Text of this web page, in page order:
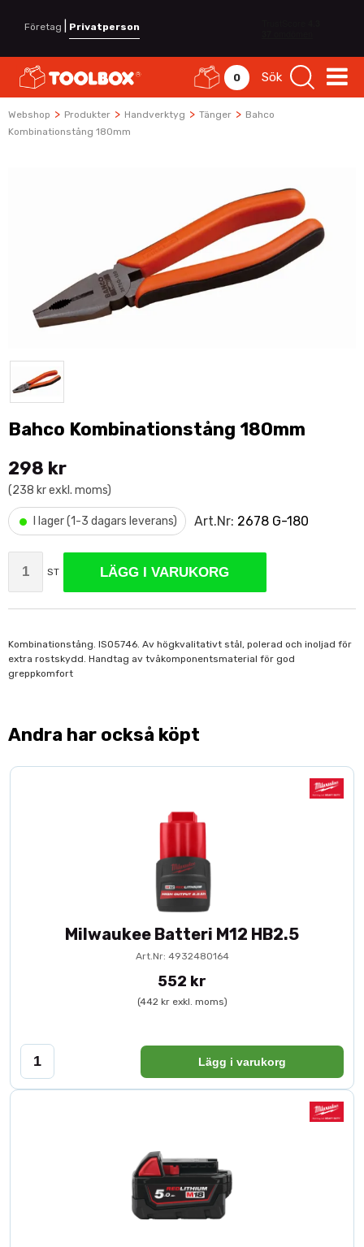
Företag Privatperson
0 Sök
Webshop > Produkter > Handverktyg > Tänger > Bahco
Kombinationstång 180mm
Bahco Kombinationstång 180mm
298 kr
(238 kr exkl. moms)
• I lager (1-3 dagars leverans) Art.Nr: 2678 G-180
ST LÄGG I VARUKORG
Kombinationstång. ISO5746. Av högkvalitativt stål, polerad och inoljad för
extra rostskydd. Handtag av tvåkomponentsmaterial för god
greppkomfort
Andra har också köpt
Milwaukee Batteri M12 HB2.5
Art.Nr: 4932480164
552 kr
(442 kr exkl. moms)
Lägg i varukorg